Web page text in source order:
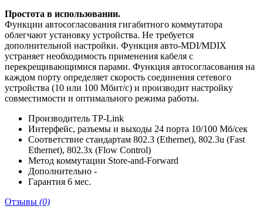
Простота в использовании.
Функции автосогласования гигабитного коммутатора
облегчают установку устройства. Не требуется
дополнительной настройки. Функция авто-MDI/MDIX
устраняет необходимость применения кабеля с
перекрещивающимися парами. Функция автосогласования на
каждом порту определяет скорость соединения сетевого
устройства (10 или 100 Мбит/с) и производит настройку
совместимости и оптимального режима работы.
Производитель TP-Link
Интерфейс, разъемы и выходы 24 порта 10/100 Мб/сек
Соответствие стандартам 802.3 (Ethernet), 802.3u (Fast
Ethernet), 802.3x (Flow Control)
Метод коммутации Store-and-Forward
Дополнительно -
Гарантия 6 мес.
Отзывы (0)